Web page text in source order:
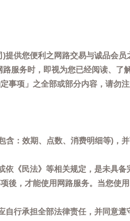
供您便利之网路交易与诚品会员
服务时，即视为您已经阅读、了
事项」之全部或部分内容，请勿
含：效期、点数、消费明细等)，
《民法》等相关规定，是未具备
後，才能使用网路服务。当您使
行承担全部法律责任，并同意遵